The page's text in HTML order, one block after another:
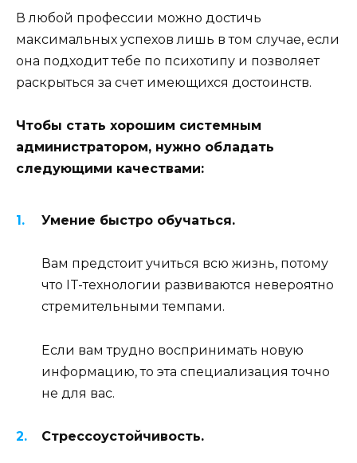
В любой профессии можно достичь
максимальных успехов лишь в том случае, если
она подходит тебе по психотипу и позволяет
раскрыться за счет имеющихся достоинств.
Чтобы стать хорошим системным
администратором, нужно обладать
следующими качествами:
Умение быстро обучаться.
Вам предстоит учиться всю жизнь, потому
что IT-технологии развиваются невероятно
стремительными темпами.
Если вам трудно воспринимать новую
информацию, то эта специализация точно
не для вас.
Стрессоустойчивость.